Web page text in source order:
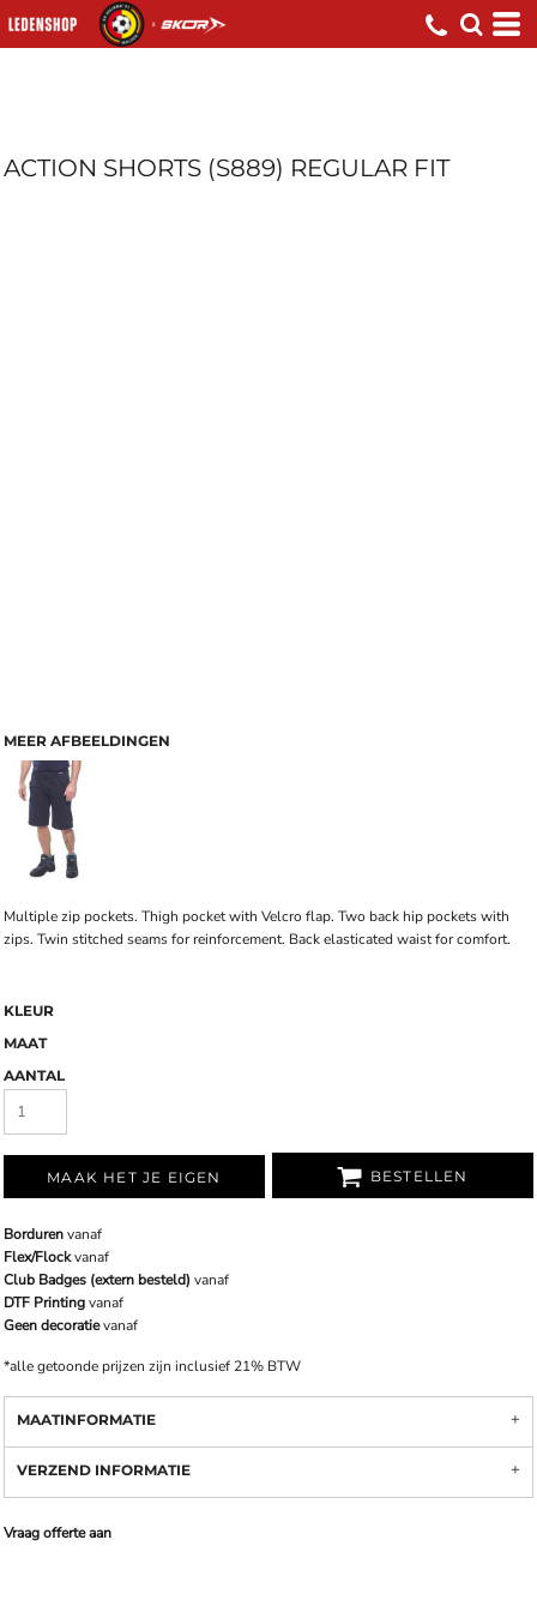
ACTION SHORTS (S889) REGULAR FIT
MEER AFBEELDINGEN
Multiple zip pockets. Thigh pocket with Velcro flap. Two back hip pockets with
zips. Twin stitched seams for reinforcement. Back elasticated waist for comfort.
KLEUR
MAAT
AANTAL
MAAK HET JE EIGEN BESTELLEN
Bordurenvanaf
Flex/Flockvanaf
Club Badges (extern besteld) vanaf
DTF Printingvanaf
Geen decoratievanaf
*alle getoonde prijzen zijn inclusief 21% BTW
MAATINFORMATIE
VERZEND INFORMATIE
Vraag offerte aan